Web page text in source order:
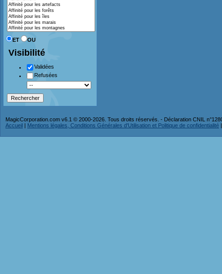
ET OU
Visibilité
Validées
Refusées
MagicCorporation.com v6.1 © 2000-2026. Tous droits réservés. - Déclaration CNIL
Accueil | Mentions légales, Conditions Générales d'Utilisation et Politique de confidentialité